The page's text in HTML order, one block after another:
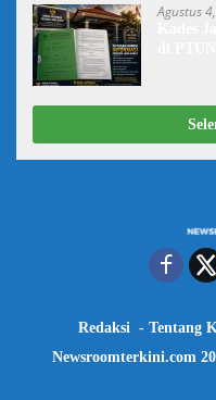
Agustus
Redaksi Tentang
Newsroomterkini.com